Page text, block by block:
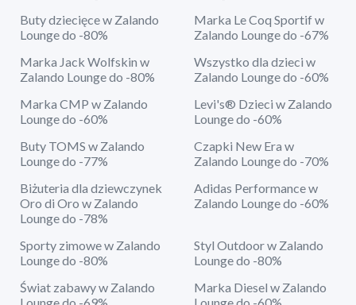
Buty dziecięce w Zalando
Lounge do -80%
Marka Le Coq Sportif w
Zalando Lounge do -67%
Marka Jack Wolfskin w
Zalando Lounge do -80%
Wszystko dla dzieci w
Zalando Lounge do -60%
Marka CMP w Zalando
Lounge do -60%
Levi's® Dzieci w Zalando
Lounge do -60%
Buty TOMS w Zalando
Lounge do -77%
Czapki New Era w
Zalando Lounge do -70%
Biżuteria dla dziewczynek
Oro di Oro w Zalando
Lounge do -78%
Adidas Performance w
Zalando Lounge do -60%
Sporty zimowe w Zalando
Lounge do -80%
Styl Outdoor w Zalando
Lounge do -80%
Świat zabawy w Zalando
Marka Diesel w Zalando